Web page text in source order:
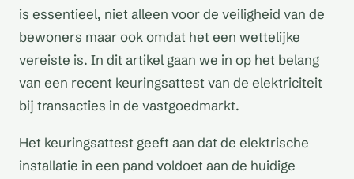
is essentieel, niet alleen voor de veiligheid van de
bewoners maar ook omdat het een wettelijke
vereiste is. In dit artikel gaan we in op het belang
van een recent keuringsattest van de elektriciteit
bij transacties in de vastgoedmarkt.
Het keuringsattest geeft aan dat de elektrische
installatie in een pand voldoet aan de huidige